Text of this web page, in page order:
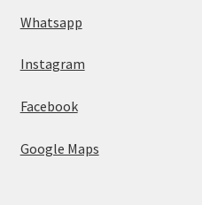
Whatsapp
Instagram
Facebook
Google Maps